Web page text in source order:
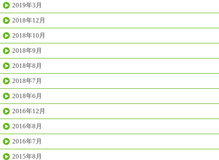
2019年3月
2018年12月
2018年10月
2018年9月
2018年8月
2018年7月
2018年6月
2016年12月
2016年8月
2016年7月
2015年8月